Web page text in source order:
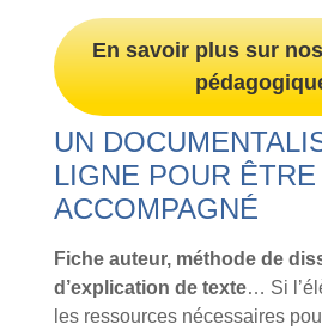
En savoir plus sur
UN
LIGNE POUR
ACCOMPAGNÉ
Fiche auteur, méthode de
d’explication de texte… Si
les ressources nécessaires